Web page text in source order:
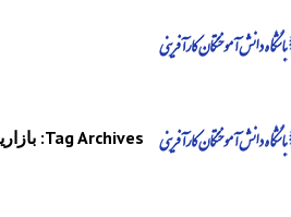
Tag Archives: بازاریابی از طریق رسانه های اجتماعی